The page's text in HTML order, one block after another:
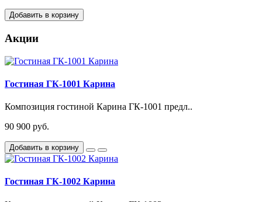
Добавить в корзину
Акции
Гостиная ГК-1001 Карина
Композиция гостиной Карина ГК-1001 предл..
90 900 руб.
Добавить в корзину
Гостиная ГК-1002 Карина